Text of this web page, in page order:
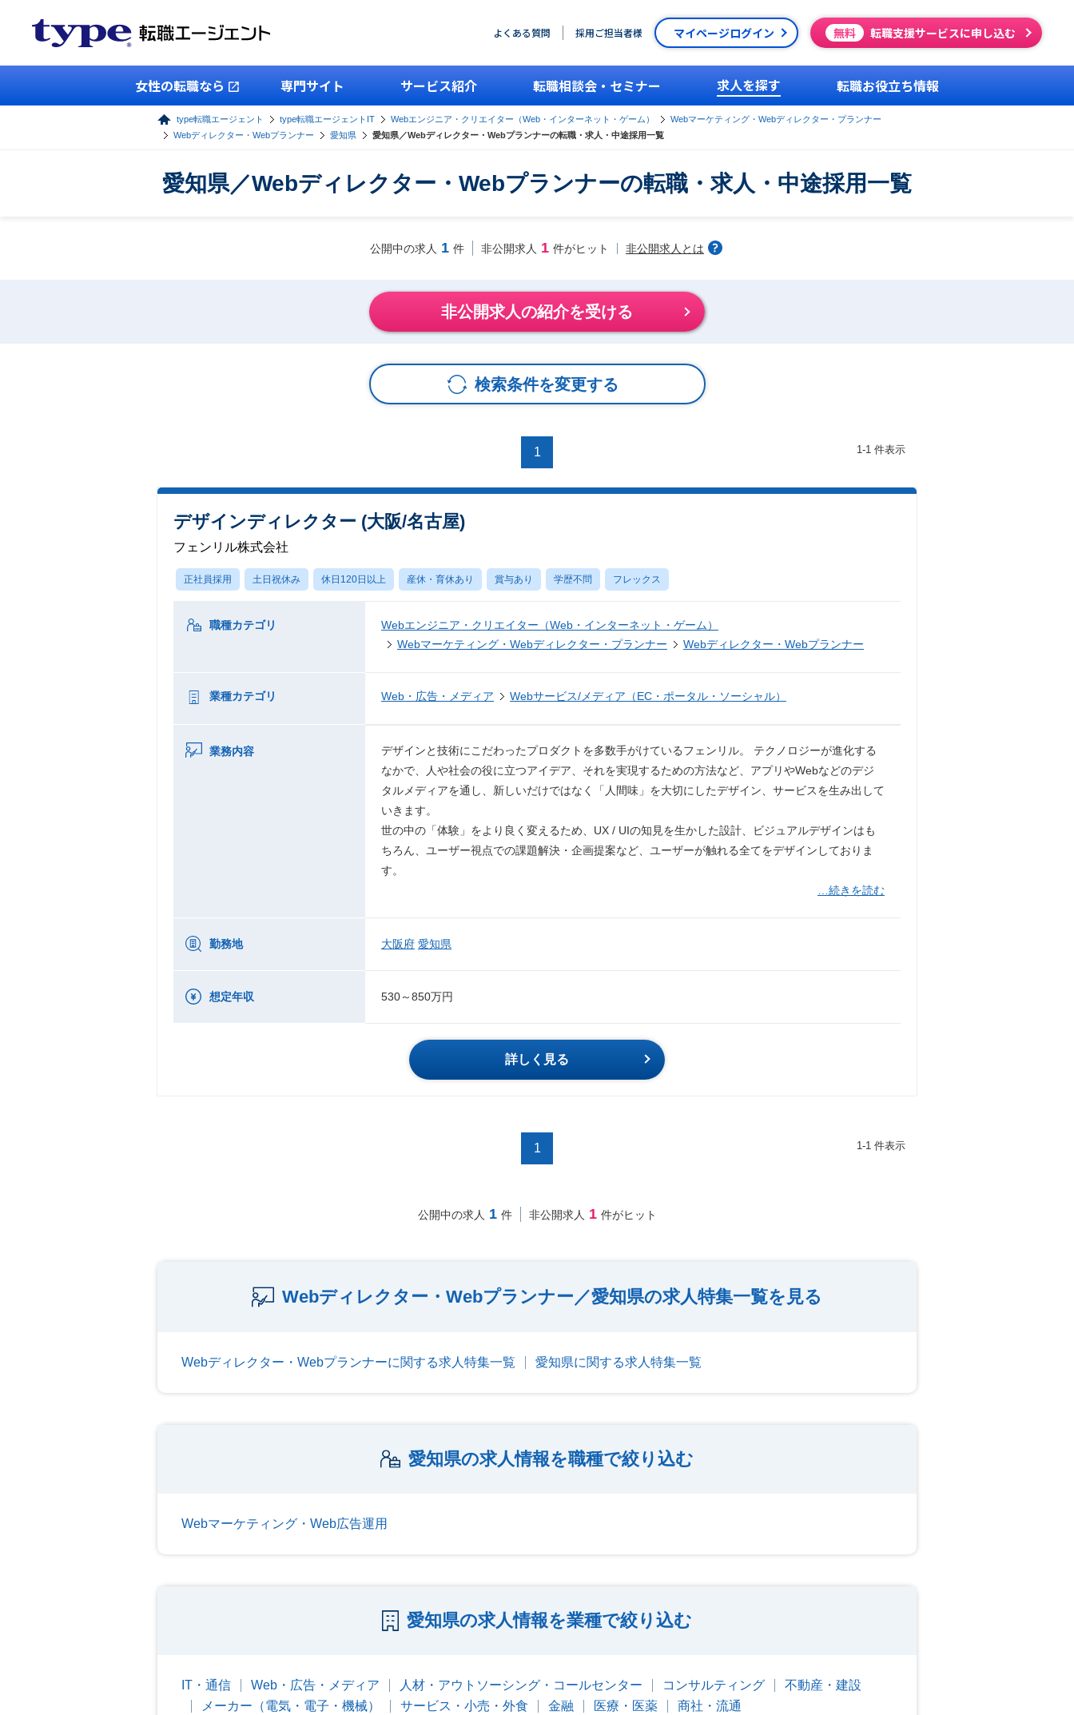
よくある質問 採用ご担当者様 マイページログイン 無料 転職支援サービスに申し込む
女性の転職なら 専門サイト サービス紹介 転職相談会・セミナー 求人を探す 転職お役立ち情報
type転職エージェント type転職エージェントIT Webエンジニア・クリエイター（Web・インターネット・ゲーム）
Webマーケティング・Webディレクター・プランナー
Webディレクター・Webプランナー
愛知県 愛知県／Webディレクター・Webプランナーの転職・求人・中途採用一覧
愛知県／Webディレクター・Webプランナーの転職・求人・中途採用一覧
公開中の求人 1 件 非公開求人 1 件がヒット 非公開求人とは
非公開求人の紹介を受ける
検索条件を変更する
1 1-1 件表示
デザインディレクター (大阪/名古屋)
フェンリル株式会社
正社員採用 土日祝休み 休日120日以上 産休・育休あり 賞与あり 学歴不問 フレックス
職種カテゴリ
Webエンジニア・クリエイター（Web・インターネット・ゲーム）
Webマーケティング・Webディレクター・プランナー
Webディレクター・Webプランナー
業種カテゴリ Web・広告・メディア Webサービス/メディア（EC・ポータル・ソーシャル）
業務内容
デザインと技術にこだわったプロダクトを多数手がけているフェンリル。 テクノロジーが進化する
なかで、人や社会の役に立つアイデア、それを実現するための方法など、アプリやWebなどのデジ
タルメディアを通し、新しいだけではなく「人間味」を大切にしたデザイン、サービスを生み出して
いきます。
世の中の「体験」をより良く変えるため、UX / UIの知見を生かした設計、ビジュアルデザインはも
ちろん、ユーザー視点での課題解決・企画提案など、ユーザーが触れる全てをデザインしておりま
す。
…続きを読む
勤務地 大阪府 愛知県
想定年収 530～850万円
詳しく見る
1 1-1 件表示
公開中の求人 1 件 非公開求人 1 件がヒット
Webディレクター・Webプランナー／愛知県の求人特集一覧を見る
Webディレクター・Webプランナーに関する求人特集一覧 愛知県に関する求人特集一覧
愛知県の求人情報を職種で絞り込む
Webマーケティング・Web広告運用
愛知県の求人情報を業種で絞り込む
IT・通信 Web・広告・メディア 人材・アウトソーシング・コールセンター コンサルティング
不動産・建設
メーカー（電気・電子・機械）
サービス・小売・外食 金融 医療・医薬
商社・流通